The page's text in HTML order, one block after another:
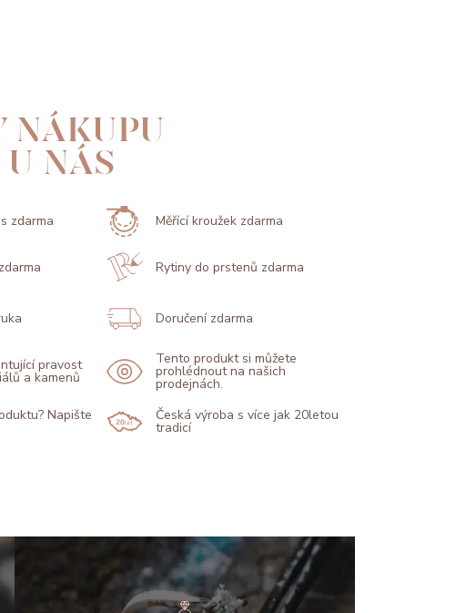
NÁKUPU
NÁS
zdarma Měřící kroužek zdarma
Rytiny do prstenů zdarma
Doručení zdarma
pravost
a kamenů
Tento produkt si můžete
prohlédnout na našich
prodejnách.
Napište
Česká výroba s více jak 20letou
tradicí